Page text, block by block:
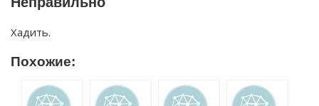
Хадить.
Похожие: